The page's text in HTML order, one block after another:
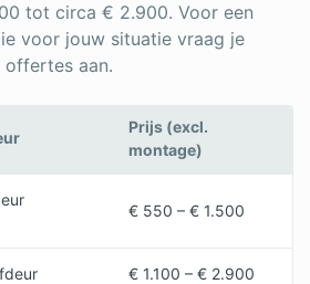
tot circa € 2.900. Voor een
voor jouw situatie vraag je
aan.
Prijs (excl.
montage)
€ 550 – € 1.500
€ 1.100 – € 2.900